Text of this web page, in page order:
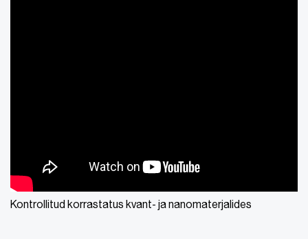
Kontrollitud korrastatus kvant- ja nanomaterjalides